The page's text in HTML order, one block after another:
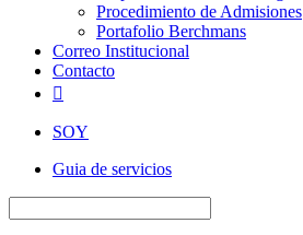
Procedimiento de Admisiones
Portafolio Berchmans
Correo Institucional
Contacto

SOY
Guia de servicios